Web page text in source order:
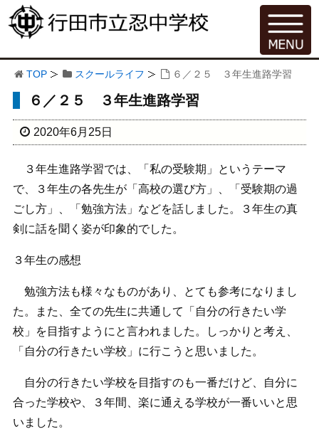
TOP スクールライフ ６／２５ ３年生進路学習
６／２５ ３年生進路学習
2020年6月25日
３年生進路学習では、「私の受験期」というテーマ
で、３年生の各先生が「高校の選び方」、「受験期の過
ごし方」、「勉強方法」などを話しました。３年生の真
剣に話を聞く姿が印象的でした。
３年生の感想
勉強方法も様々なものがあり、とても参考になりまし
た。また、全ての先生に共通して「自分の行きたい学
校」を目指すようにと言われました。しっかりと考え、
「自分の行きたい学校」に行こうと思いました。
自分の行きたい学校を目指すのも一番だけど、自分に
合った学校や、３年間、楽に通える学校が一番いいと思
いました。